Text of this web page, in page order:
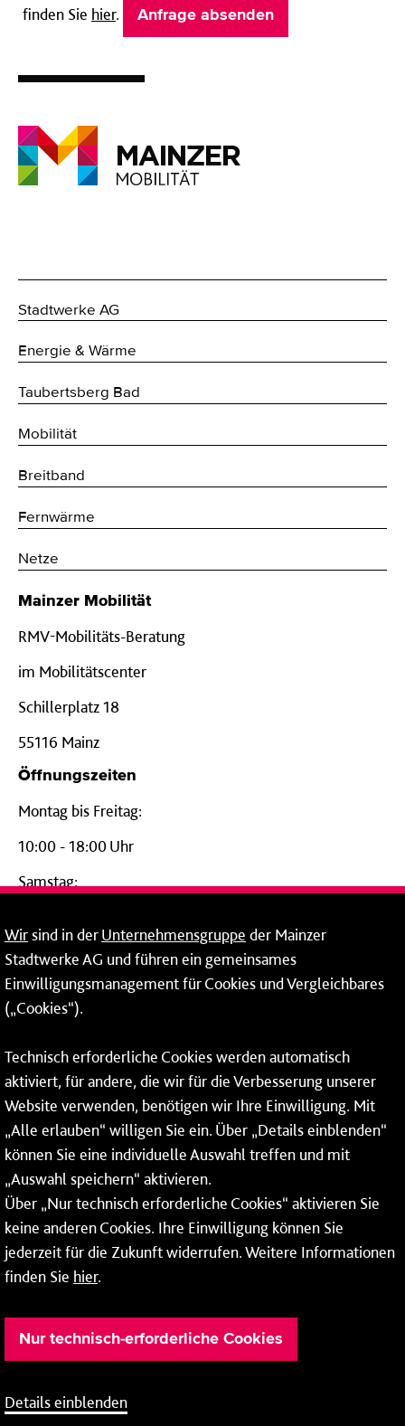
finden Sie hier.
Stadtwerke AG
Energie & Wärme
Taubertsberg Bad
Mobilität
Breitband
Fernwärme
Netze
Mainzer Mobilität
RMV-Mobilitäts-Beratung
im Mobilitätscenter
Schillerplatz 18
55116 Mainz
Öffnungszeiten
Montag bis Freitag:
10:00 - 18:00 Uhr
Samstag:
24-Stunden-Telefon*
06131 – 12 77 77
Fax: 06131 – 12 66 66
* Montags bis freitags bis 7 und ab 18 Uhr sowie an
Wochenenden und Feiertagen ganztags werden Ihre
Anrufe je nach Themenauswahl an ein Callcenter des
RMV oder von nextbike weitergeleitet. Dort erhalten Sie
ausschließlich Auskünfte zum Fahrplan bzw. zu
meinRad.
Wirsind in derUnternehmensgruppe der Mainzer
Stadtwerke AG und führen ein gemeinsames
Einwilligungsmanagement für Cookies und Vergleichbares
(„Cookies“).
Technisch erforderliche Cookies werden automatisch
aktiviert, für andere, die wir für die Verbesserung unserer
Website verwenden, benötigen wir Ihre Einwilligung. Mit
„Alle erlauben“ willigen Sie ein. Über „Details einblenden“
können Sie eine individuelle Auswahl treffen und mit
„Auswahl speichern“ aktivieren.
Über „Nur technisch erforderliche Cookies“ aktivieren Sie
keine anderen Cookies. Ihre Einwilligung können Sie
jederzeit für die Zukunft widerrufen. Weitere Informationen
finden Sie hier.
Nur technisch-erforderliche Cookies
Details einblenden